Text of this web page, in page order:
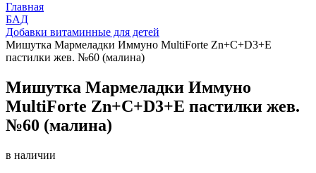
Главная
БАД
Добавки витаминные для детей
Мишутка Мармеладки Иммуно MultiForte Zn+C+D3+E
пастилки жев. №60 (малина)
Мишутка Мармеладки Иммуно
MultiForte Zn+C+D3+E пастилки жев.
№60 (малина)
в наличии